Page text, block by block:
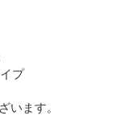
プ
います。